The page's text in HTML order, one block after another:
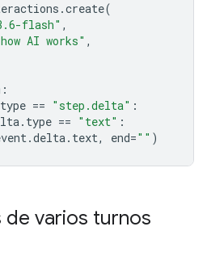
.create(
flash" ,
AI works" ,
:
== "step.delta" :
. type == "text" :
.delta. text, end="" )
de varios turnos